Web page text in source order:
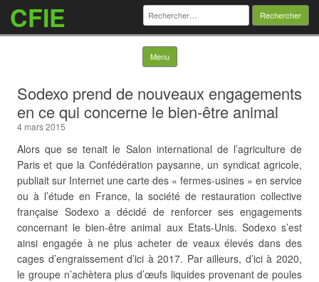
CFIE Rechercher :
Menu Skip to content
Sodexo prend de nouveaux engagements
en ce qui concerne le bien-être animal
4 mars 2015
Alors que se tenait le Salon international de l’agriculture de
Paris et que la Confédération paysanne, un syndicat agricole,
publiait sur Internet une carte des « fermes-usines » en service
ou à l’étude en France, la société de restauration collective
française Sodexo a décidé de renforcer ses engagements
concernant le bien-être animal aux Etats-Unis. Sodexo s’est
ainsi engagée à ne plus acheter de veaux élevés dans des
cages d’engraissement d’ici à 2017. Par ailleurs, d’ici à 2020,
le groupe n’achètera plus d’œufs liquides provenant de poules